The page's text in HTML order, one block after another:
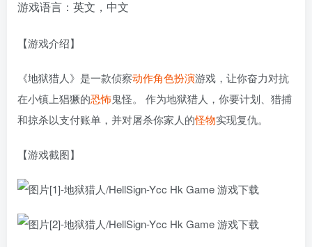
游戏语言：英文，中文
【游戏介绍】
《地狱猎人》是一款侦察动作角色扮演游戏，让你奋力对抗
在小镇上猖獗的恐怖鬼怪。 作为地狱猎人，你要计划、猎捕
和掠杀以支付账单，并对屠杀你家人的怪物实现复仇。
【游戏截图】